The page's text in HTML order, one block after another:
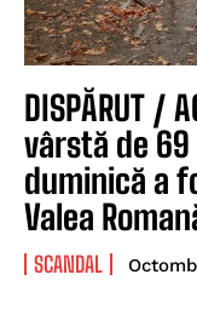
DISPĂRUT /
vârstă de
duminică a
Valea
SCANDAL